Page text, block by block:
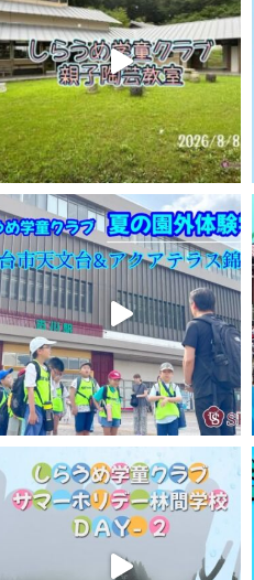
そして、その中で、思
み、友情や優しさ、勇
といった大切なものを
それを白梅幼稚園で
り』と呼ん
どんな境遇でも、芽吹
できる芯の強い人
「子ども達にとって
か・
「子どもの将来の
か・・
私たちは、この問い
に考え、活動していま
将来の宝となるべ